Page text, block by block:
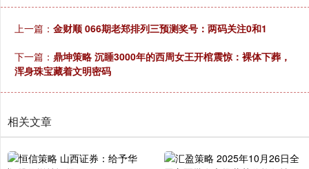
上一篇： 金财顺 066期老郑排列三预测奖号：两码关注0和1
下一篇： 鼎坤策略 沉睡3000年的西周女王开棺震惊：裸体下葬，
浑身珠宝藏着文明密码
相关文章